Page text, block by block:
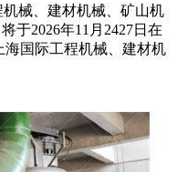
械、建材机械、矿山机
于2026年11月2427日在
海国际工程机械、建材机